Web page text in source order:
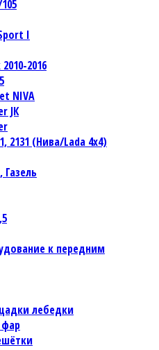
I
2016
NIVA
JК
2131 (Нива/Lada 4х4)
Газель
к передним
лебедки